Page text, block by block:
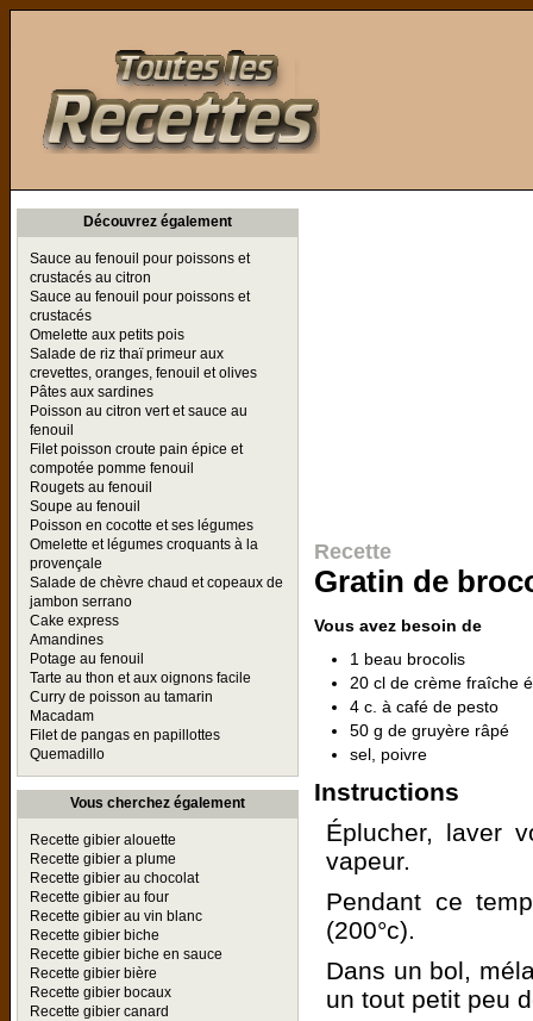
Découvrez également
Sauce au fenouil pour poissons et
crustacés au citron
Sauce au fenouil pour poissons et
crustacés
Omelette aux petits pois
Salade de riz thaï primeur aux
crevettes, oranges, fenouil et olives
Pâtes aux sardines
Poisson au citron vert et sauce au
fenouil
Filet poisson croute pain épice et
compotée pomme fenouil
Rougets au fenouil
Soupe au fenouil
Poisson en cocotte et ses légumes
Omelette et légumes croquants à la
provençale
Salade de chèvre chaud et copeaux de
jambon serrano
Cake express
Amandines
Potage au fenouil
Tarte au thon et aux oignons facile
Curry de poisson au tamarin
Macadam
Filet de pangas en papillottes
Quemadillo
Vous cherchez également
Recette gibier alouette
Recette gibier a plume
Recette gibier au chocolat
Recette gibier au four
Recette gibier au vin blanc
Recette gibier biche
Recette gibier biche en sauce
Recette gibier bière
Recette gibier bocaux
Recette gibier canard
Recette
Gratin de
Vous avez besoin de
1 beau brocolis
20 cl de crème fraîche
4 c. à café de pesto
50 g de gruyère râpé
sel, poivre
Instructions
Éplucher, laver
vapeur.
Pendant ce
(200°c).
Dans un bol,
un tout petit peu